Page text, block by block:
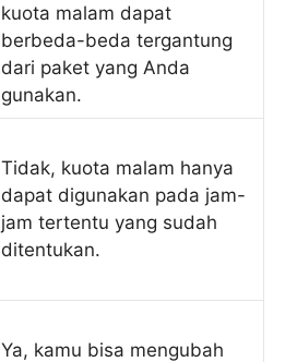
kuota malam dapat
berbeda-beda tergantung
dari paket yang Anda
gunakan.
Tidak, kuota malam hanya
dapat digunakan pada jam-
jam tertentu yang sudah
ditentukan.
Ya, kamu bisa mengubah